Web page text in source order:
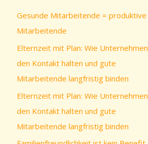
:
Gesunde Mitarbeitende = produktive
Mitarbeitende
Elternzeit mit Plan: Wie Unternehmen
den Kontakt halten und gute
Mitarbeitende langfristig binden
Elternzeit mit Plan: Wie Unternehmen
den Kontakt halten und gute
Mitarbeitende langfristig binden